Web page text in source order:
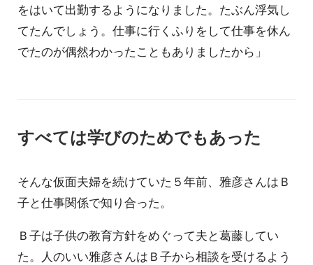
をはいて出勤するようになりました。たぶん浮気し
てたんでしょう。仕事に行くふりをして仕事を休ん
でたのが偶然わかったこともありましたから」
すべては学びのためでもあった
そんな仮面夫婦を続けていた５年前、雅彦さんはＢ
子と仕事関係で知り合った。
Ｂ子は子供の教育方針をめぐって夫と葛藤してい
た。人のいい雅彦さんはＢ子から相談を受けるよう